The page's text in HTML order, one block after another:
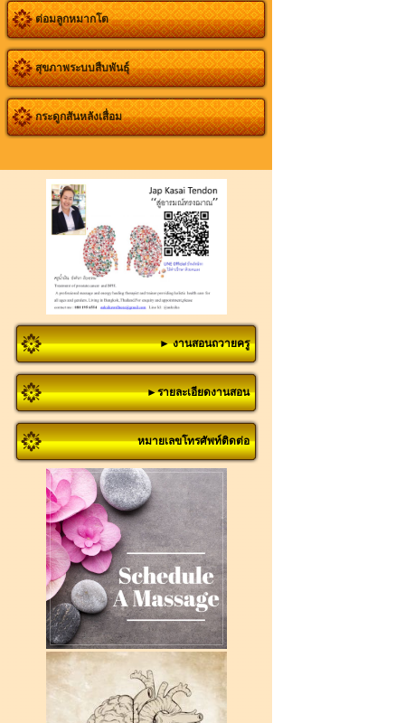
ต่อมลูกหมากโต
สุขภาพระบบสืบพันธุ์
กระดูกสันหลังเสื่อม
► งานสอนถวายครู
►รายละเอียดงานสอน
หมายเลขโทรศัพท์ติดต่อ